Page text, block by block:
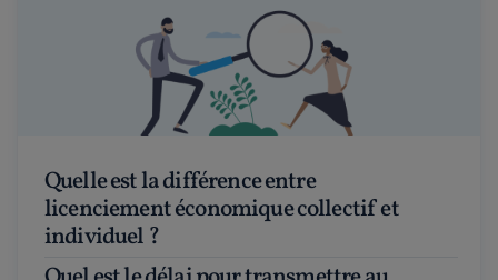
Quelle est la différence entre
licenciement économique collectif et
individuel ?